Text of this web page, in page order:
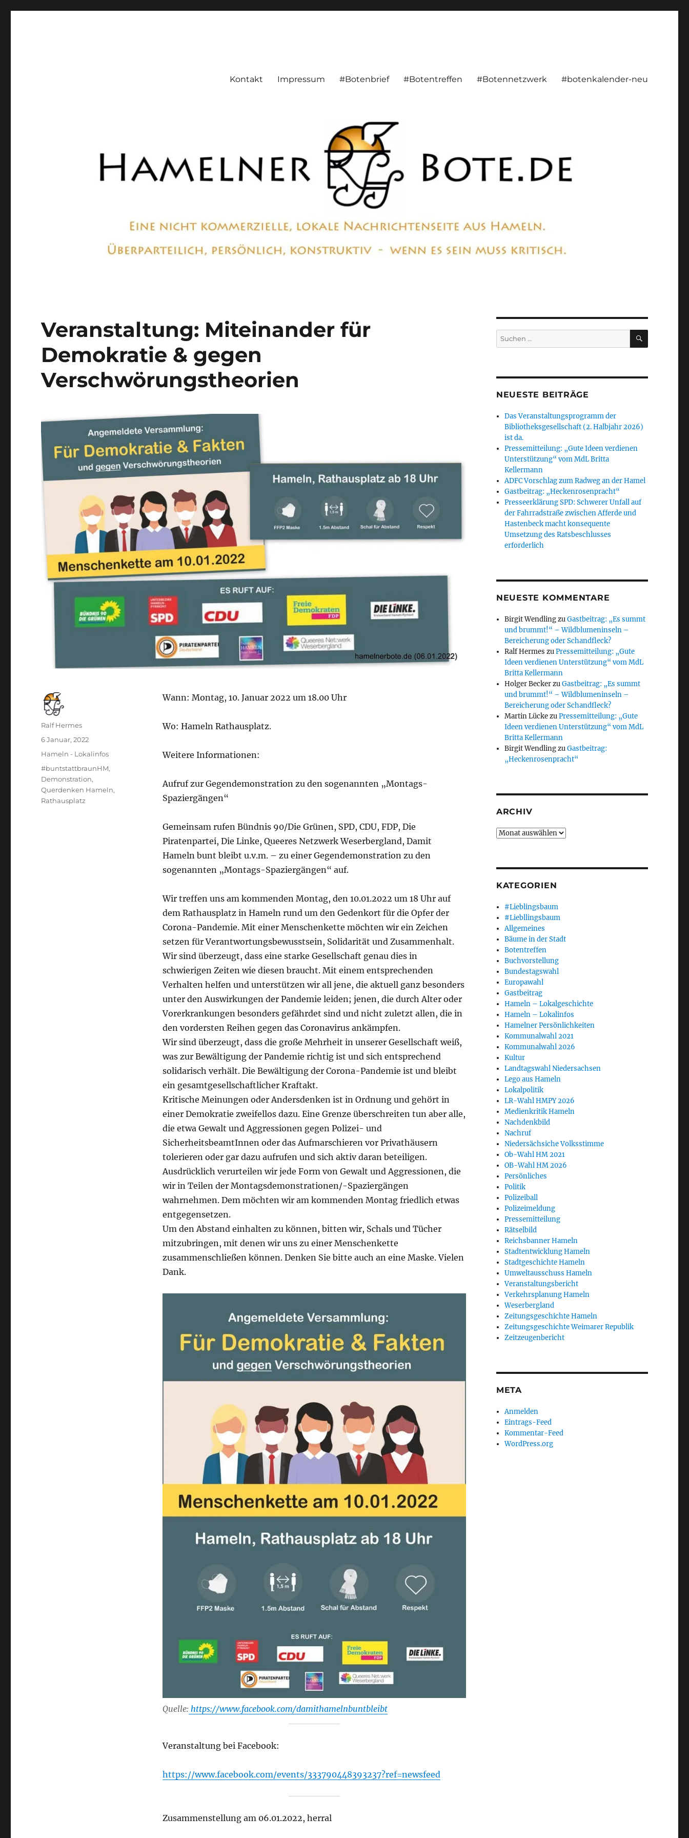
Kontakt Impressum #Botenbrief #Botentreffen #Botennetzwerk #botenkalender-neu
Veranstaltung: Miteinander für
Demokratie & gegen
Verschwörungstheorien
Wann: Montag, 10. Januar 2022 um 18.00 Uhr
Wo: Hameln Rathausplatz.
Weitere Informationen:
Aufruf zur Gegendemonstration zu den sogenannten „Montags-
Spaziergängen“
Gemeinsam rufen Bündnis 90/Die Grünen, SPD, CDU, FDP, Die
Piratenpartei, Die Linke, Queeres Netzwerk Weserbergland, Damit
Hameln bunt bleibt u.v.m. – zu einer Gegendemonstration zu den
sogenannten „Montags-Spaziergängen“ auf.
Wir treffen uns am kommenden Montag, den 10.01.2022 um 18 Uhr auf
dem Rathausplatz in Hameln rund um den Gedenkort für die Opfer der
Corona-Pandemie. Mit einer Menschenkette möchten wir ein Zeichen
setzen für Verantwortungsbewusstsein, Solidarität und Zusammenhalt.
Wir sind überzeugt, dass eine starke Gesellschaft genau dies in
schwierigen Zeiten wie diesen braucht. Mit einem entsprechenden
Verhalten helfen und unterstützen wir all jene, die aktuell ganz besonders
unter den Auswirkungen der Pandemie leiden; jenen, die durch Alter oder
Vorerkrankungen besonders gefährdet sind und nicht zuletzt allen, die in
den vordersten Reihen gegen das Coronavirus ankämpfen.
Wir sind überzeugt, dass die große Mehrheit in unserer Gesellschaft weiß,
was zur Bewältigung der Pandemie richtig ist und sich entsprechend
solidarisch verhält. Die Bewältigung der Corona-Pandemie ist und bleibt
ein gesamtgesellschaftlicher Kraftakt.
Kritische Meinungen oder Andersdenken ist in Ordnung und gehört in
einer Demokratie zweifellos dazu. Eine Grenze überschreiten tun aber alle,
die etwa Gewalt und Aggressionen gegen Polizei- und
SicherheitsbeamtInnen oder das Aufmarschieren vor Privathäusern
tolerieren oder gar dazu aufrufen und sich aktiv daran beteiligen.
Ausdrücklich verurteilen wir jede Form von Gewalt und Aggressionen, die
wir in Teilen der Montagsdemonstrationen/-Spaziergängen
wahrnehmen. Dem möchten wir am kommenden Montag friedlich etwas
entgegensetzen.
Um den Abstand einhalten zu können, bitten wir, Schals und Tücher
mitzubringen, mit denen wir uns zu einer Menschenkette
zusammenschließen können. Denken Sie bitte auch an eine Maske. Vielen
Dank.
Quelle: https://www.facebook.com/damithamelnbuntbleibt
Veranstaltung bei Facebook:
https://www.facebook.com/events/333790448393237?ref=newsfeed
Zusammenstellung am 06.01.2022, herral
Autor
Ralf Hermes
Veröffentlicht
6 Januar, 2022
Kategorien
Hameln - Lokalinfos
Schlagwörter
#buntstattbraunHM,
Demonstration,
Querdenken Hameln,
Rathausplatz
Suchen
nach:
SUCHEN
NEUESTE BEITRÄGE
Das Veranstaltungsprogramm der
Bibliotheksgesellschaft (2. Halbjahr 2026)
ist da.
Pressemitteilung: „Gute Ideen verdienen
Unterstützung“ vom MdL Britta
Kellermann
ADFC Vorschlag zum Radweg an der Hamel
Gastbeitrag: „Heckenrosenpracht“
Presseerklärung SPD: Schwerer Unfall auf
der Fahrradstraße zwischen Afferde und
Hastenbeck macht konsequente
Umsetzung des Ratsbeschlusses
erforderlich
NEUESTE KOMMENTARE
Birgit WendlingzuGastbeitrag: „Es summt
und brummt!“ – Wildblumeninseln –
Bereicherung oder Schandfleck?
Ralf Hermes zuPressemitteilung: „Gute
Ideen verdienen Unterstützung“ vom MdL
Britta Kellermann
Holger BeckerzuGastbeitrag: „Es summt
und brummt!“ – Wildblumeninseln –
Bereicherung oder Schandfleck?
Martin LückezuPressemitteilung: „Gute
Ideen verdienen Unterstützung“ vom MdL
Britta Kellermann
Birgit WendlingzuGastbeitrag:
„Heckenrosenpracht“
ARCHIV
Archiv
KATEGORIEN
#Lieblingsbaum
#Liebllingsbaum
Allgemeines
Bäume in der Stadt
Botentreffen
Buchvorstellung
Bundestagswahl
Europawahl
Gastbeitrag
Hameln – Lokalgeschichte
Hameln – Lokalinfos
Hamelner Persönlichkeiten
Kommunalwahl 2021
Kommunalwahl 2026
Kultur
Landtagswahl Niedersachsen
Lego aus Hameln
Lokalpolitik
LR-Wahl HMPY 2026
Medienkritik Hameln
Nachdenkbild
Nachruf
Niedersächsiche Volksstimme
Ob-Wahl HM 2021
OB-Wahl HM 2026
Persönliches
Politik
Polizeiball
Polizeimeldung
Pressemitteilung
Rätselbild
Reichsbanner Hameln
Stadtentwicklung Hameln
Stadtgeschichte Hameln
Umweltausschuss Hameln
Veranstaltungsbericht
Verkehrsplanung Hameln
Weserbergland
Zeitungsgeschichte Hameln
Zeitungsgeschichte Weimarer Republik
Zeitzeugenbericht
META
Anmelden
Eintrags-Feed
Kommentar-Feed
WordPress.org